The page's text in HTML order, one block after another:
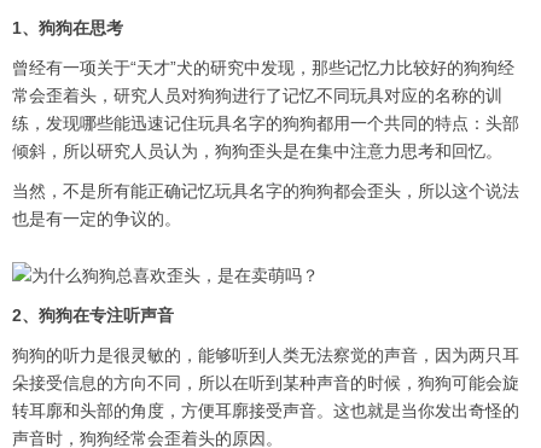
1、狗狗在思考
曾经有一项关于“天才”犬的研究中发现，那些记忆力比较好的狗狗经
常会歪着头，研究人员对狗狗进行了记忆不同玩具对应的名称的训
练，发现哪些能迅速记住玩具名字的狗狗都用一个共同的特点：头部
倾斜，所以研究人员认为，狗狗歪头是在集中注意力思考和回忆。
当然，不是所有能正确记忆玩具名字的狗狗都会歪头，所以这个说法
也是有一定的争议的。
2、狗狗在专注听声音
狗狗的听力是很灵敏的，能够听到人类无法察觉的声音，因为两只耳
朵接受信息的方向不同，所以在听到某种声音的时候，狗狗可能会旋
转耳廓和头部的角度，方便耳廓接受声音。这也就是当你发出奇怪的
声音时，狗狗经常会歪着头的原因。